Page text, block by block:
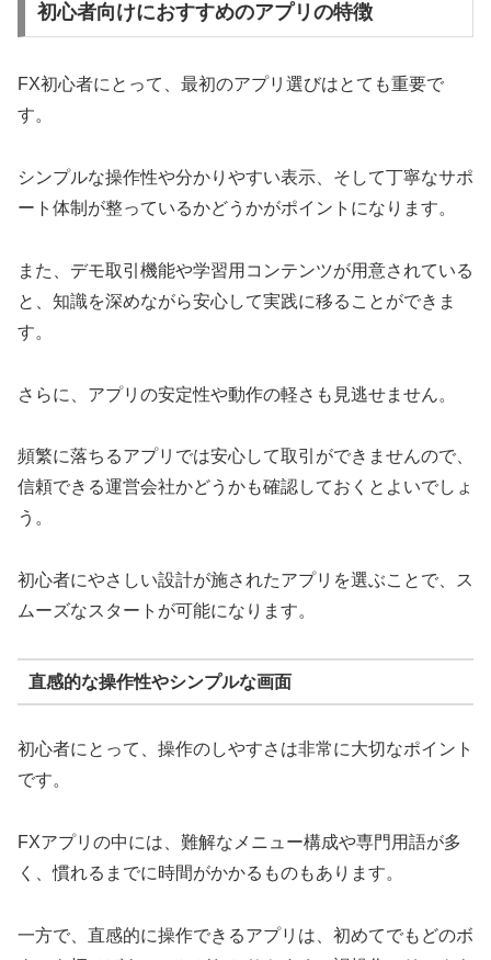
初心者向けにおすすめのアプリの特徴
FX初心者にとって、最初のアプリ選びはとても重要で
す。
シンプルな操作性や分かりやすい表示、そして丁寧なサポ
ート体制が整っているかどうかがポイントになります。
また、デモ取引機能や学習用コンテンツが用意されている
と、知識を深めながら安心して実践に移ることができま
す。
さらに、アプリの安定性や動作の軽さも見逃せません。
頻繁に落ちるアプリでは安心して取引ができませんので、
信頼できる運営会社かどうかも確認しておくとよいでしょ
う。
初心者にやさしい設計が施されたアプリを選ぶことで、ス
ムーズなスタートが可能になります。
直感的な操作性やシンプルな画面
初心者にとって、操作のしやすさは非常に大切なポイント
です。
FXアプリの中には、難解なメニュー構成や専門用語が多
く、慣れるまでに時間がかかるものもあります。
一方で、直感的に操作できるアプリは、初めてでもどのボ